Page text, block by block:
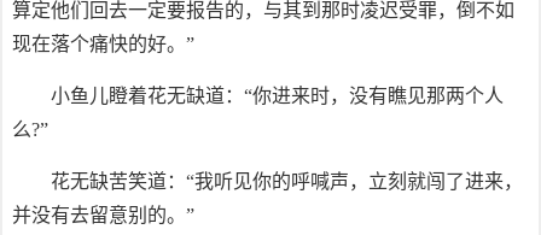
算定他们回去一定要报告的，与其到那时凌迟受罪，倒不如
现在落个痛快的好。”
小鱼儿瞪着花无缺道：“你进来时，没有瞧见那两个人
么?”
花无缺苦笑道：“我听见你的呼喊声，立刻就闯了进来，
并没有去留意别的。”